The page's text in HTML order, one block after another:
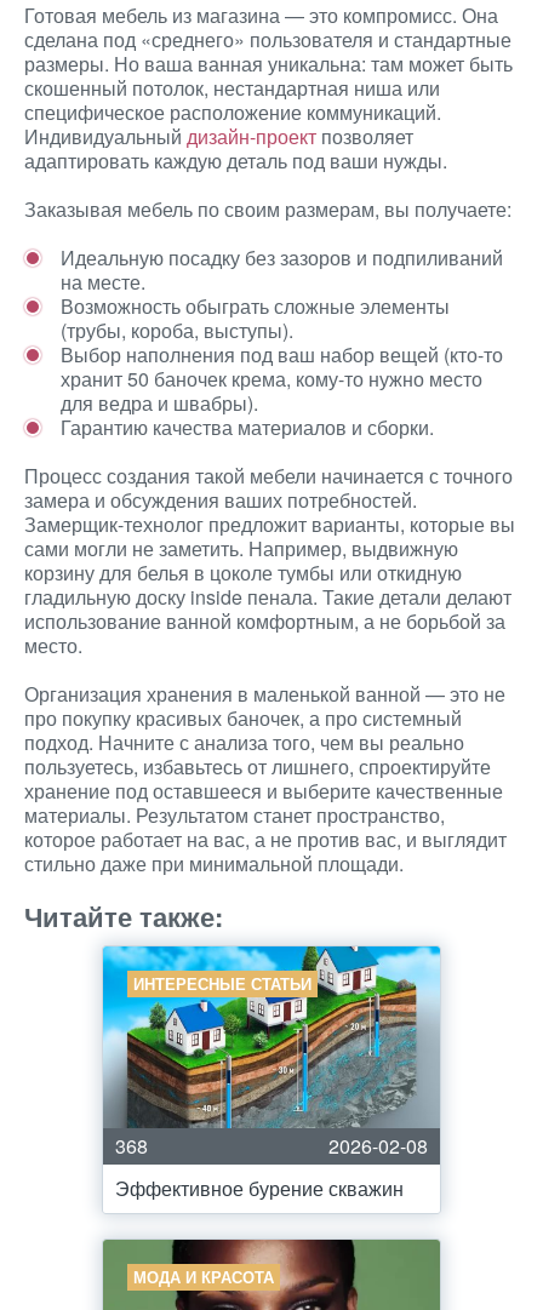
Готовая мебель из магазина — это компромисс. Она
сделана под «среднего» пользователя и стандартные
размеры. Но ваша ванная уникальна: там может быть
скошенный потолок, нестандартная ниша или
специфическое расположение коммуникаций.
Индивидуальный дизайн-проект позволяет
адаптировать каждую деталь под ваши нужды.
Заказывая мебель по своим размерам, вы получаете:
Идеальную посадку без зазоров и подпиливаний
на месте.
Возможность обыграть сложные элементы
(трубы, короба, выступы).
Выбор наполнения под ваш набор вещей (кто-то
хранит 50 баночек крема, кому-то нужно место
для ведра и швабры).
Гарантию качества материалов и сборки.
Процесс создания такой мебели начинается с точного
замера и обсуждения ваших потребностей.
Замерщик-технолог предложит варианты, которые вы
сами могли не заметить. Например, выдвижную
корзину для белья в цоколе тумбы или откидную
гладильную доску inside пенала. Такие детали делают
использование ванной комфортным, а не борьбой за
место.
Организация хранения в маленькой ванной — это не
про покупку красивых баночек, а про системный
подход. Начните с анализа того, чем вы реально
пользуетесь, избавьтесь от лишнего, спроектируйте
хранение под оставшееся и выберите качественные
материалы. Результатом станет пространство,
которое работает на вас, а не против вас, и выглядит
стильно даже при минимальной площади.
Читайте также:
ИНТЕРЕСНЫЕ СТАТЬИ
368
2026-02-08
Эффективное бурение скважин
МОДА И КРАСОТА